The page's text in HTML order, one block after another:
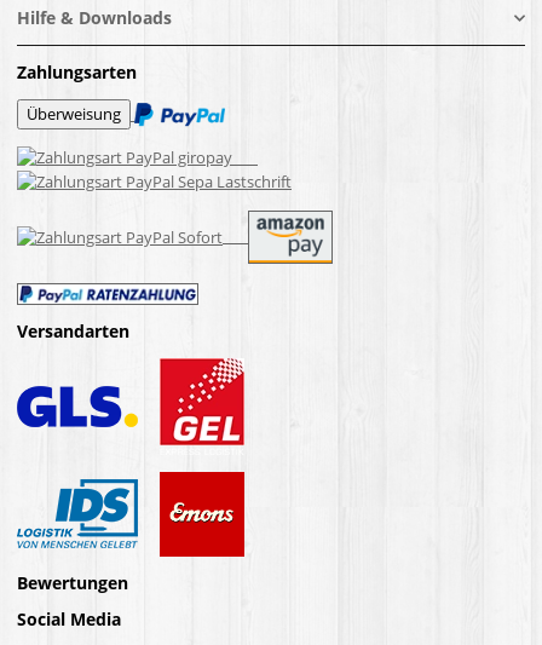
Hilfe & Downloads
Zahlungsarten
Versandarten
Bewertungen
Social Media